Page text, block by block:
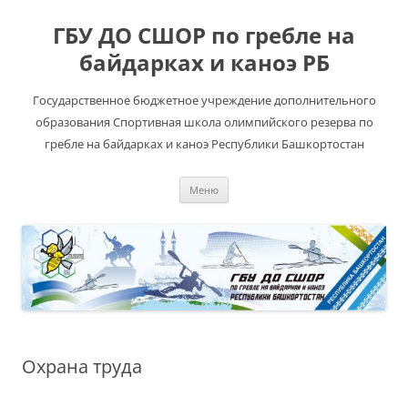
ГБУ ДО СШОР по гребле на
байдарках и каноэ РБ
Государственное бюджетное учреждение дополнительного
образования Спортивная школа олимпийского резерва по
гребле на байдарках и каноэ Республики Башкортостан
Меню
Охрана труда